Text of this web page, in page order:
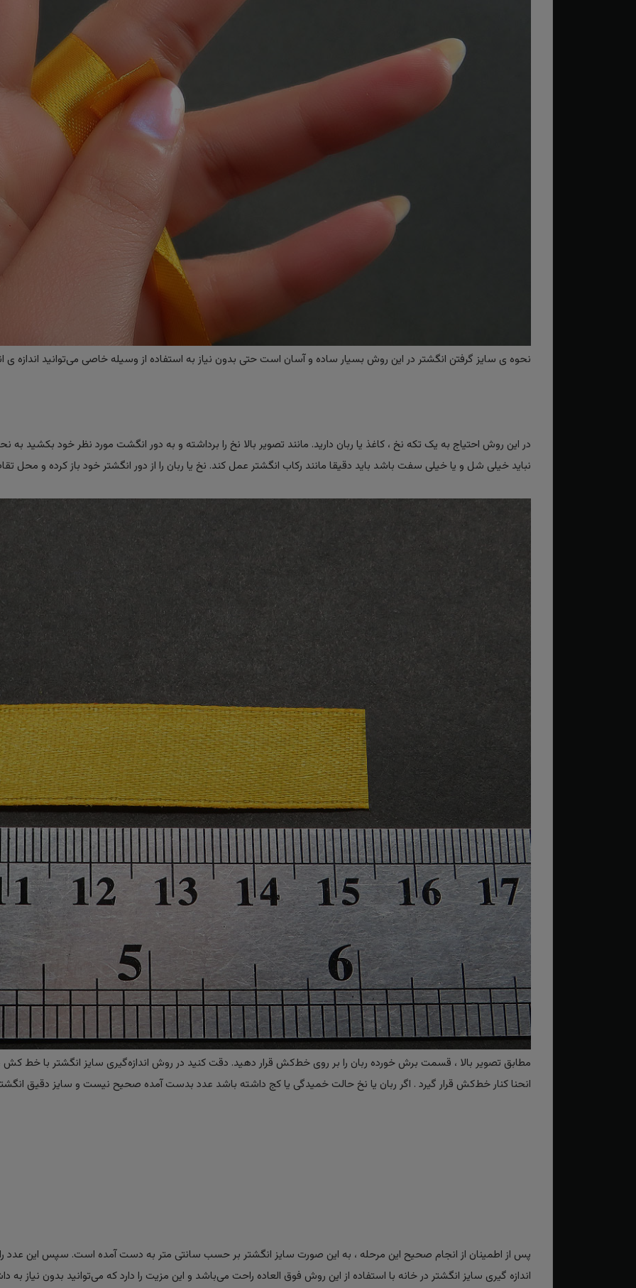
نحوه ی سایز گرفتن انگشتر در این روش بسیار ساده و آسان است حتی بدون نیاز به استفاده از وسیله خاصی می‌توانید اندازه ی
در این روش احتیاج به یک تکه نخ ، کاغذ یا ربان دارید. مانند تصویر بالا نخ را برداشته و به دور انگشت مورد نظر خود بکشید
نباید خیلی شل و یا خیلی سفت باشد باید دقیقا مانند رکاب انگشتر عمل کند. نخ یا ربان را از دور انگشتر خود باز کرده و محل
مطابق تصویر بالا ، قسمت برش خورده ربان را بر روی خط‌کش قرار دهید. دقت کنید در روش اندازه‌گیری سایز انگشتر با خط کش
انحنا کنار خط‌کش قرار گیرد . اگر ربان یا نخ حالت خمیدگی یا کج داشته باشد عدد بدست آمده صحیح نیست و سایز دقیق
پس از اطمینان از انجام صحیح این مرحله ، به این صورت سایز انگشتر بر حسب سانتی متر به دست آمده است. سپس این عدد
اندازه گیری سایز انگشتر در خانه با استفاده از این روش فوق العاده راحت می‌باشد و این مزیت را دارد که می‌توانید بدون نیاز به